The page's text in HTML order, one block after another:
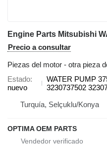
Engine Parts Mitsubishi
Precio a consultar
Piezas del motor - otra pieza
Estado
nuevo
WATER PUMP
3230737502
Turquía, Selçuklu/Konya
OPTIMA OEM PARTS